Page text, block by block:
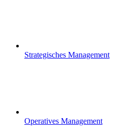
Strategisches Management
Operatives Management